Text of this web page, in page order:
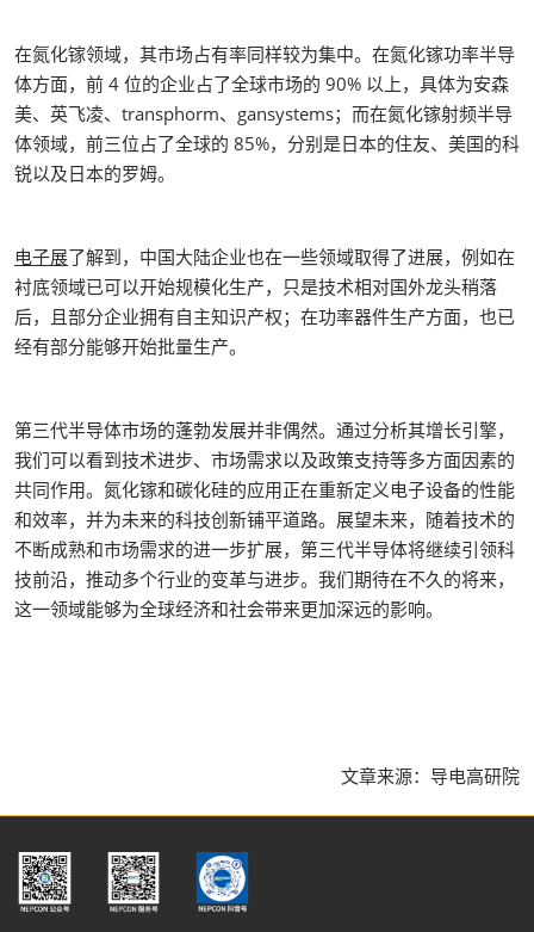
在氮化镓领域，其市场占有率同样较为集中。在氮化镓功率半导
体方面，前 4 位的企业占了全球市场的 90% 以上，具体为安森
美、英飞凌、transphorm、gansystems；而在氮化镓射频半导
体领域，前三位占了全球的 85%，分别是日本的住友、美国的科
锐以及日本的罗姆。
电子展了解到，中国大陆企业也在一些领域取得了进展，例如在
衬底领域已可以开始规模化生产，只是技术相对国外龙头稍落
后，且部分企业拥有自主知识产权；在功率器件生产方面，也已
经有部分能够开始批量生产。
第三代半导体市场的蓬勃发展并非偶然。通过分析其增长引擎，
我们可以看到技术进步、市场需求以及政策支持等多方面因素的
共同作用。氮化镓和碳化硅的应用正在重新定义电子设备的性能
和效率，并为未来的科技创新铺平道路。展望未来，随着技术的
不断成熟和市场需求的进一步扩展，第三代半导体将继续引领科
技前沿，推动多个行业的变革与进步。我们期待在不久的将来，
这一领域能够为全球经济和社会带来更加深远的影响。
文章来源：导电高研院